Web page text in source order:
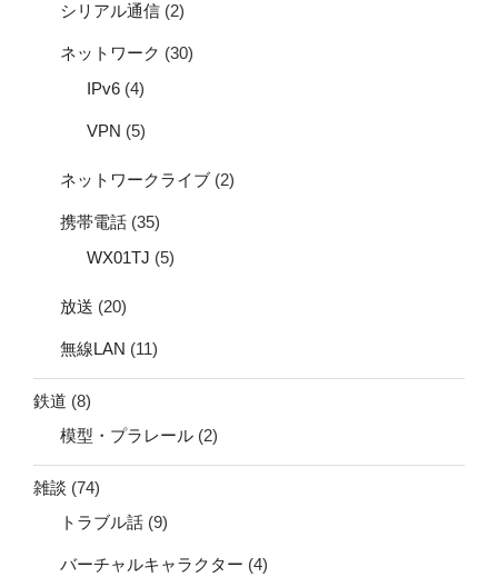
シリアル通信 (2)
ネットワーク (30)
IPv6 (4)
VPN (5)
ネットワークライブ (2)
携帯電話 (35)
WX01TJ (5)
放送 (20)
無線LAN (11)
鉄道 (8)
模型・プラレール (2)
雑談 (74)
トラブル話 (9)
バーチャルキャラクター (4)